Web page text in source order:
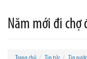
Năm mới đi chợ